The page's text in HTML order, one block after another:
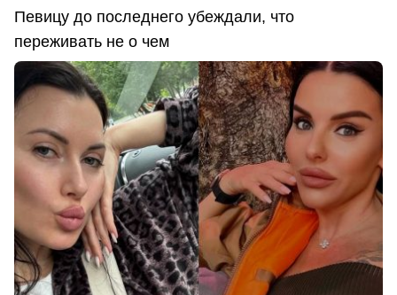
Певицу до последнего убеждали, что
переживать не о чем